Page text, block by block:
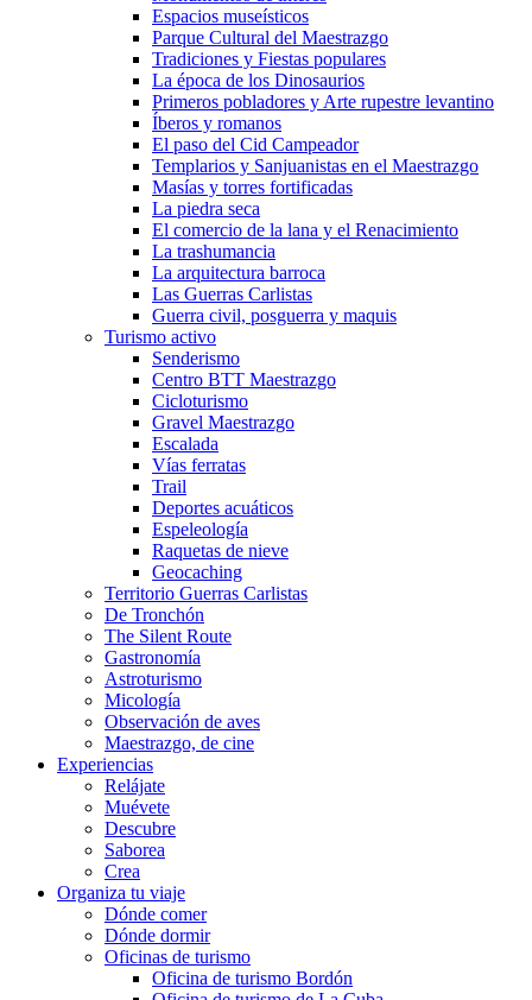
Espacios museísticos
Parque Cultural del Maestrazgo
Tradiciones y Fiestas populares
La época de los Dinosaurios
Primeros pobladores y Arte rupestre levantino
Íberos y romanos
El paso del Cid Campeador
Templarios y Sanjuanistas en el Maestrazgo
Masías y torres fortificadas
La piedra seca
El comercio de la lana y el Renacimiento
La trashumancia
La arquitectura barroca
Las Guerras Carlistas
Guerra civil, posguerra y maquis
Turismo activo
Senderismo
Centro BTT Maestrazgo
Cicloturismo
Gravel Maestrazgo
Escalada
Vías ferratas
Trail
Deportes acuáticos
Espeleología
Raquetas de nieve
Geocaching
Territorio Guerras Carlistas
De Tronchón
The Silent Route
Gastronomía
Astroturismo
Micología
Observación de aves
Maestrazgo, de cine
Experiencias
Relájate
Muévete
Descubre
Saborea
Crea
Organiza tu viaje
Dónde comer
Dónde dormir
Oficinas de turismo
Oficina de turismo Bordón